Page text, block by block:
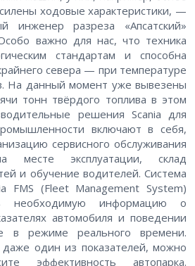
ходовые характеристики, —
инженер разреза «Апсатский»
важно для нас, что техника
стандартам и способна
севера — при температуре
На данный момент уже вывезены
тонн твёрдого топлива в этом
решения Scania для
включают в себя,
сервисного обслуживания
месте эксплуатации, склад
и обучение водителей. Система
FMS (Fleet Management System)
необходимую информацию о
автомобиля и поведении
в режиме реального времени.
даже один из показателей, можно
эффективность автопарка.